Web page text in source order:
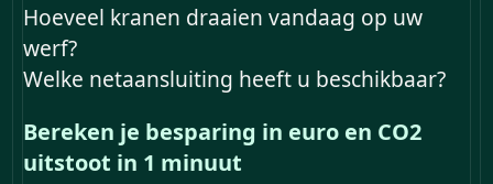
Hoeveel kranen draaien vandaag op uw
werf?
Welke netaansluiting heeft u beschikbaar?
Bereken je besparing in euro en CO2
uitstoot in 1 minuut